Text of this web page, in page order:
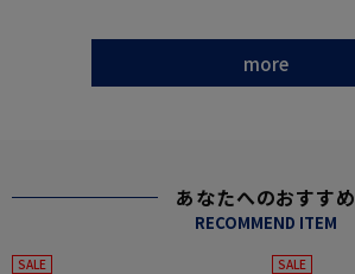
more
あなたへのおすすめ
RECOMMEND ITEM
SALE SALE